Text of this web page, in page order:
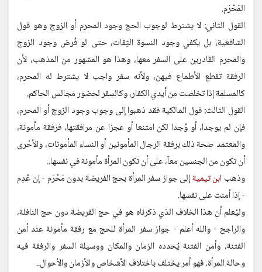
المَحْرَم.
القول الثاني: لا يشترط لوجوب الحج وجود المحرم أو الزوج وهو قول
الشافعية، بل يكفي وجود النسوة الثِقات، حتى لو فُرض وجود الزوج
والمحرم القادرين على السفر معها، وهذا هو المشهور من المذهب، لأن
الرفقة تقطع الأطماع فيهن، ولأنه سفر واجب لا يشترط له المحرم،
كالمسلمة إذا تخلصت من أيدي الكفار، وكالسفر لحضور مجالس الحاكم.
القول الثالث: قول المالكية فقد ذهبوا إلى وجوب وجود الزوج أو المحرم،
فإن لم يوجدا، أو وُجدا لكن امتنعا أو عجزا عن مرافقتها، فرفقة مأمونة،
والمعتمد صحة ذلك برفقة الرجال المأمونين أو النساء المأمونات، والأحْرى
أن تكون من الجنسين معاً، على أن تكون المرأة مأمونة في نفسها..
وذهبابن تيميةإلى جواز سفر المرأة بحج الفريضة بدون مَحْرَم - إن عُدِم
- إذا أمنت على نفسها.
وليُعلم أن هذا الخلاف الذي ذكرناه هو في حج الفريضة دون حج النافلة،
والراجح - والله أعلم - جواز سفر المرأة للحج مع رفقة مأمونة عند أمن
الفتنة، وأمن الفتنة يُحدده الزمان والمكان ووسيلة السفر والرفقة فيه
وحالة المرأة، فهو أمر يختلف باختلاف الأشخاص والأزمان والأحوال..